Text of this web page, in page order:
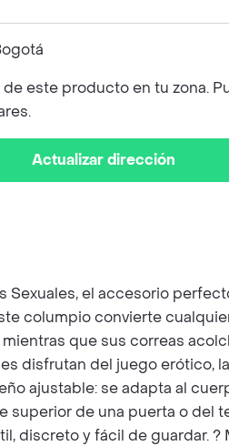
este producto en tu zona.
Actualizar dirección
el accesorio
columpio convierte
que sus correas
disfrutan del juego erótico,
ajustable: se adapta al
superior de una puerta o del
discreto y fácil de guardar. ?